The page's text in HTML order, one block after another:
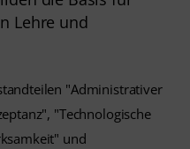
Lehre und